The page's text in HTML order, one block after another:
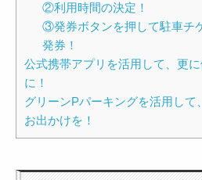
②利用時間の決定！
③発券ボタンを押して駐車チ
発券！
公式携帯アプリを活用して、更に
に！
グリーンPパーキングを活用して
お出かけを！